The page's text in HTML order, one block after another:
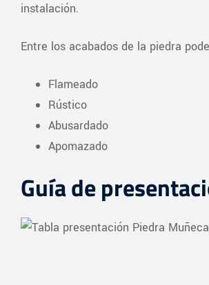
instalación.
Entre los acabados de la piedra
Flameado
Rústico
Abusardado
Apomazado
Guía de